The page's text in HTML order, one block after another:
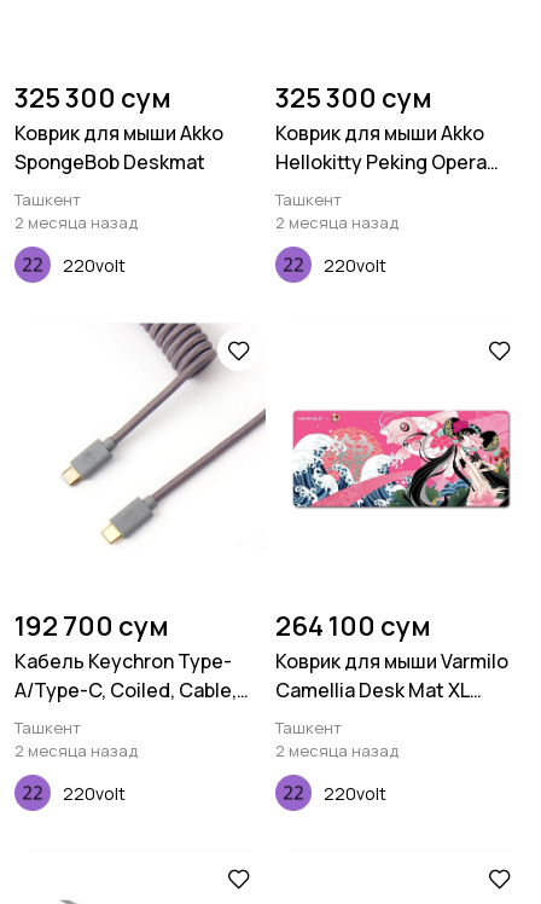
325 300 сум
Коврик для мыши Akko
SpongeBob Deskmat
Ташкент
2 месяца назад
220volt
325 300 сум
Коврик для мыши Akko
Hellokitty Peking Opera
Deskmat A
Ташкент
2 месяца назад
220volt
192 700 сум
Кабель Keychron Type-
A/Type-C, Coiled, Cable,
Grey
Ташкент
2 месяца назад
220volt
264 100 сум
Коврик для мыши Varmilo
Camellia Desk Mat XL
(900х400х3мм)
Ташкент
2 месяца назад
220volt